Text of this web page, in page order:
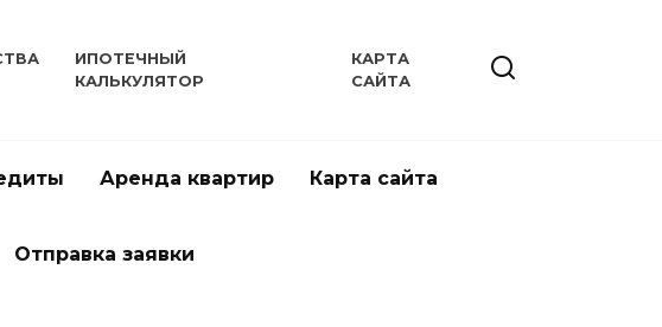
ИПОТЕЧНЫЙ
КАЛЬКУЛЯТОР
КАРТА
САЙТА
Аренда квартир Карта сайта
Отправка заявки